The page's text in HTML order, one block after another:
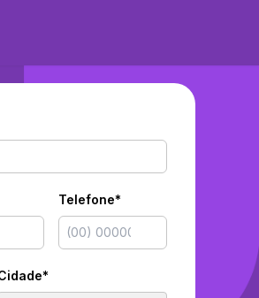
Telefone*